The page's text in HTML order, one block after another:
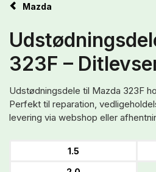
Mazda
323F –
Udstødningsdele til Mazda 323F
Perfekt til reparation,
levering via webshop eller
1.5